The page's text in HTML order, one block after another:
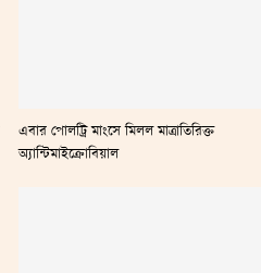
এবার পোলট্রি মাংসে মিলল মাত্রাতিরিক্ত
অ্যান্টিমাইক্রোবিয়াল